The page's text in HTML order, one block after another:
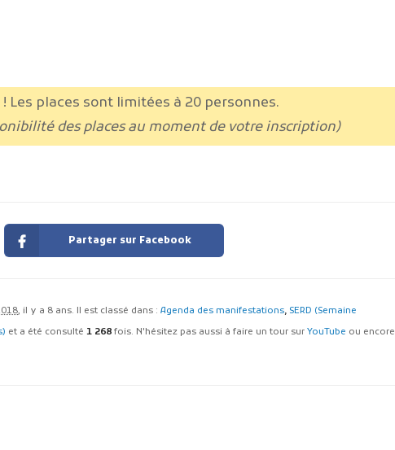
Les places sont limitées à 20 personnes.
des places au moment de votre inscription)
Partager sur Facebook
, il y a 8 ans. Il est classé dans : Agenda des manifestations, SERD (Semaine
et a été consulté 1 268 fois. N'hésitez pas aussi à faire un tour sur YouTube ou encore